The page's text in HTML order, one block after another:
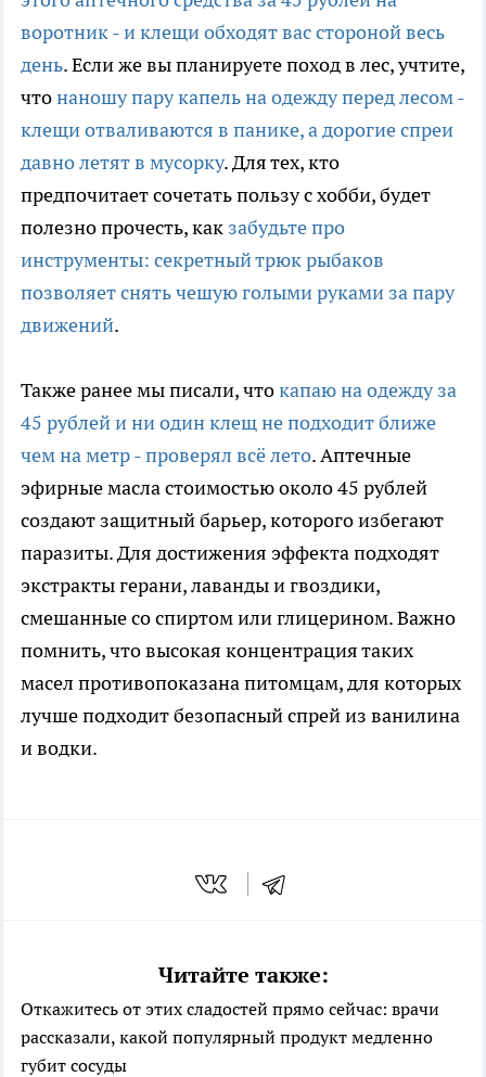
воротник - и клещи обходят вас стороной весь
день. Если же вы планируете поход в лес, учтите,
чтонаношу пару капель на одежду перед лесом -
клещи отваливаются в панике, а дорогие спреи
давно летят в мусорку. Для тех, кто
предпочитает сочетать пользу с хобби, будет
полезно прочесть, как забудьте про
инструменты: секретный трюк рыбаков
позволяет снять чешую голыми руками за пару
движений.
Также ранее мы писали, чтокапаю на одежду за
45 рублей и ни один клещ не подходит ближе
чем на метр - проверял всё лето. Аптечные
эфирные масла стоимостью около 45 рублей
создают защитный барьер, которого избегают
паразиты. Для достижения эффекта подходят
экстракты герани, лаванды и гвоздики,
смешанные со спиртом или глицерином. Важно
помнить, что высокая концентрация таких
масел противопоказана питомцам, для которых
лучше подходит безопасный спрей из ванилина
и водки.
Читайте также:
Откажитесь от этих сладостей прямо сейчас: врачи
рассказали, какой популярный продукт медленно
губит сосуды